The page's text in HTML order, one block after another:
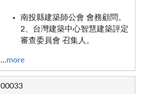
南投縣建築師公會 會務顧問。
2、台灣建築中心智慧建築評定
審查委員會 召集人。
...more
00033